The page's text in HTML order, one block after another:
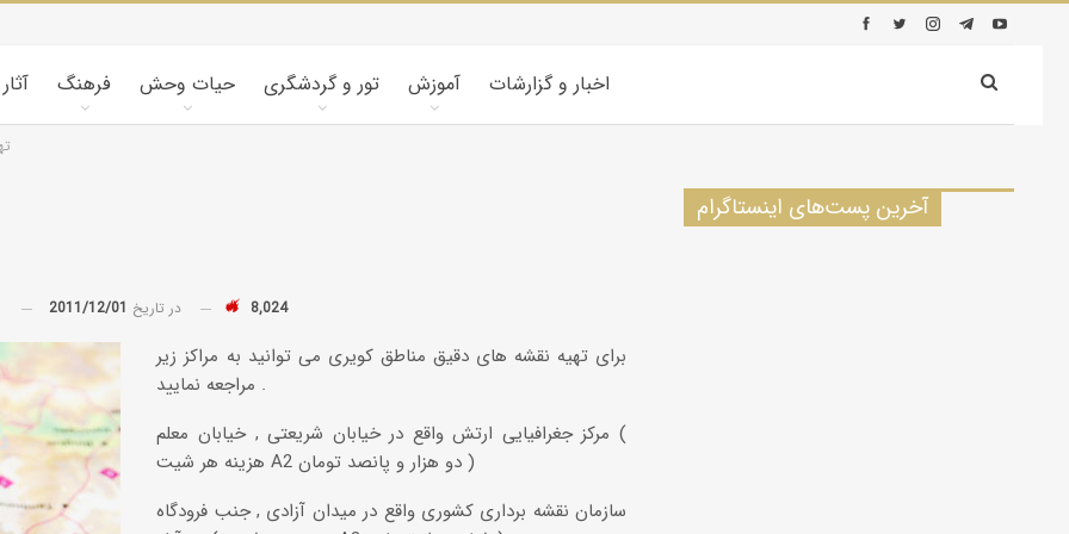
فرهنگ حیات وحش تور و گردشگری آموزش اخبار و گزارشات
در تاریخ 2011/12/01 8,024
برای تهیه نقشه های دقیق مناطق کویری می توانید به مراکز زیر
مراجعه نمایید .
مرکز جغرافیایی ارتش واقع در خیابان شریعتی , خیابان معلم (
هزینه هر شیت A2 دو هزار و پانصد تومان )
سازمان نقشه برداری کشوری واقع در میدان آزادی , جنب فرودگاه
آخرین پست‌های اینستاگرام